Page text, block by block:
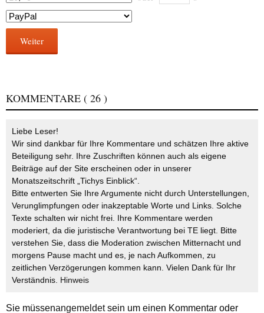
Weiter
KOMMENTARE ( 26 )
Liebe Leser!
Wir sind dankbar für Ihre Kommentare und schätzen Ihre aktive
Beteiligung sehr. Ihre Zuschriften können auch als eigene
Beiträge auf der Site erscheinen oder in unserer
Monatszeitschrift „Tichys Einblick“.
Bitte entwerten Sie Ihre Argumente nicht durch Unterstellungen,
Verunglimpfungen oder inakzeptable Worte und Links. Solche
Texte schalten wir nicht frei. Ihre Kommentare werden
moderiert, da die juristische Verantwortung bei TE liegt. Bitte
verstehen Sie, dass die Moderation zwischen Mitternacht und
morgens Pause macht und es, je nach Aufkommen, zu
zeitlichen Verzögerungen kommen kann. Vielen Dank für Ihr
Verständnis. Hinweis
Sie müssenangemeldetsein um einen Kommentar oder